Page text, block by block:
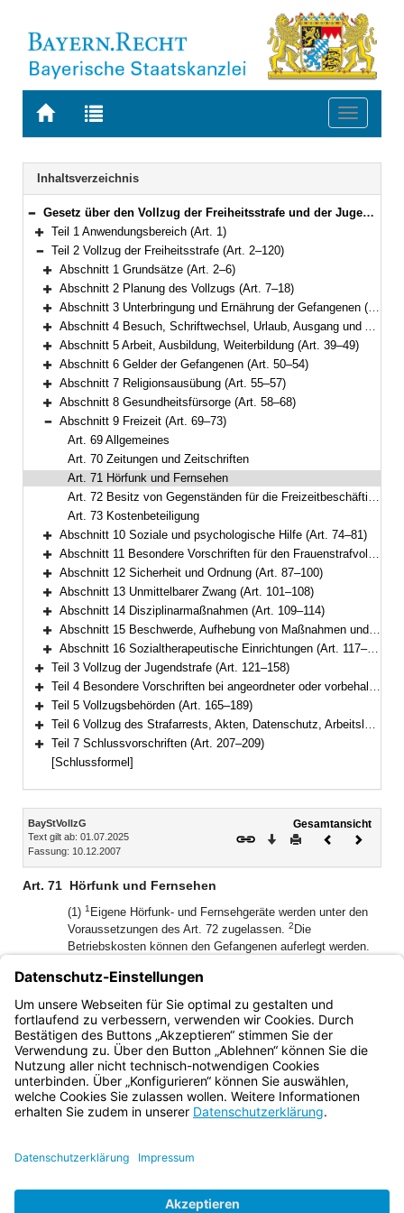
Zur
BAYERN.RECHT
Zur
letzten
Suche
Toggle
Navigation
Inhaltsverzeichnis
Bereich reduzieren
Gesetz über den Vollzug der Freiheitsstrafe und der Jugendstrafe (Bayerisches Strafvollzugsgesetz – BayStVollzG) Vom 10. Dezember 2007 (GVBl. S. 866) BayRS 312-2-1-J (Art. 1–209)
Bereich erweitern
Teil 1 Anwendungsbereich (Art. 1)
Bereich reduzieren
Teil 2 Vollzug der Freiheitsstrafe (Art. 2–120)
Bereich erweitern
Abschnitt 1 Grundsätze (Art. 2–6)
Bereich erweitern
Abschnitt 2 Planung des Vollzugs (Art. 7–18)
Bereich erweitern
Abschnitt 3 Unterbringung und Ernährung der Gefangenen (Art. 19–25)
Bereich erweitern
Abschnitt 4 Besuch, Schriftwechsel, Urlaub, Ausgang und Ausführung aus wichtigem Anlass (Art. 26–38)
Bereich erweitern
Abschnitt 5 Arbeit, Ausbildung, Weiterbildung (Art. 39–49)
Bereich erweitern
Abschnitt 6 Gelder der Gefangenen (Art. 50–54)
Bereich erweitern
Abschnitt 7 Religionsausübung (Art. 55–57)
Bereich erweitern
Abschnitt 8 Gesundheitsfürsorge (Art. 58–68)
Bereich reduzieren
Abschnitt 9 Freizeit (Art. 69–73)
Art. 69 Allgemeines
Art. 70 Zeitungen und Zeitschriften
Art. 71 Hörfunk und Fernsehen
Art. 72 Besitz von Gegenständen für die Freizeitbeschäftigung
Art. 73 Kostenbeteiligung
Bereich erweitern
Abschnitt 10 Soziale und psychologische Hilfe (Art. 74–81)
Bereich erweitern
Abschnitt 11 Besondere Vorschriften für den Frauenstrafvollzug (Art. 82–86)
Bereich erweitern
Abschnitt 12 Sicherheit und Ordnung (Art. 87–100)
Bereich erweitern
Abschnitt 13 Unmittelbarer Zwang (Art. 101–108)
Bereich erweitern
Abschnitt 14 Disziplinarmaßnahmen (Art. 109–114)
Bereich erweitern
Abschnitt 15 Beschwerde, Aufhebung von Maßnahmen und Gefangenenmitverantwortung (Art. 115–116)
Bereich erweitern
Abschnitt 16 Sozialtherapeutische Einrichtungen (Art. 117–120)
Bereich erweitern
Teil 3 Vollzug der Jugendstrafe (Art. 121–158)
Bereich erweitern
Teil 4 Besondere Vorschriften bei angeordneter oder vorbehaltener Sicherungsverwahrung (Art. 159–164)
Bereich erweitern
Teil 5 Vollzugsbehörden (Art. 165–189)
Bereich erweitern
Teil 6 Vollzug des Strafarrests, Akten, Datenschutz, Arbeitslosenversicherung (Art. 190–206)
Bereich erweitern
Teil 7 Schlussvorschriften (Art. 207–209)
[Schlussformel]
Inhalt
BayStVollzG
Text gilt ab: 01.07.2025
Fassung: 10.12.2007
Gesamtansicht
Download
DruckenVorheriges
Art. 71 Hörfunk und Fernsehen
(1) 1 Eigene Hörfunk- und Fernsehgeräte werden unter den
Voraussetzungen des Art. 72 zugelassen. 2 Die
Betriebskosten können den Gefangenen auferlegt werden.
(2) Der Hörfunk- und Fernsehempfang kann vorübergehend
ausgesetzt oder einzelnen Gefangenen untersagt werden,
wenn dies zur Aufrechterhaltung der Sicherheit oder
Ordnung der Anstalt unerlässlich ist.
Bayern.de
BayernPortal
Impressum